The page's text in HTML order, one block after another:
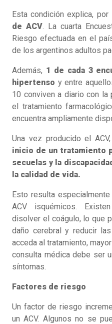
Esta condición explica, por
de ACV. La cuarta
Riesgo efectuada en el
de los argentinos adultos
Además, 1 de cada 3
hipertenso y entre
10 conviven a diario con la
el tratamiento
encuentra ampliamente
Una vez producido el ACV,
inicio de un tratamiento
secuelas y la
la calidad de vida.
Esto resulta
ACV isquémicos.
disolver el coágulo, lo que
daño cerebral y reducir
acceda al tratamiento,
consulta médica debe ser
síntomas.
Factores de riesgo
Un factor de riesgo
un ACV. Algunos no se